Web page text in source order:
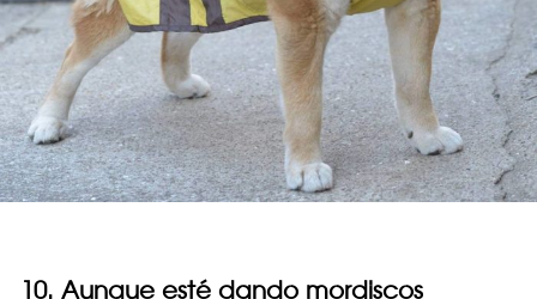
10. Aunque esté dando mordiscos